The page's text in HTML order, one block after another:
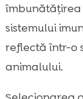
îmbunătățirea
sistemului
reflectă într-o
animalului.